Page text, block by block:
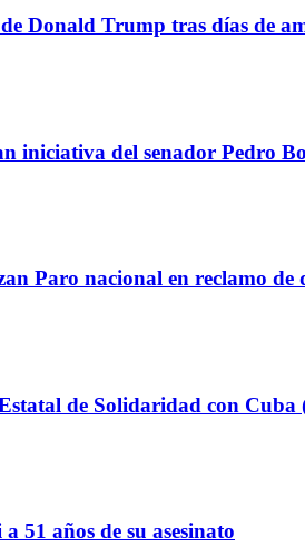
Donald Trump tras días de
iniciativa del senador Pedro
Paro nacional en reclamo
de Solidaridad con Cuba
51 años de su asesinato